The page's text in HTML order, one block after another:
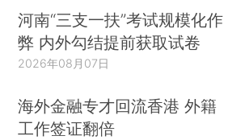
河南“三支一扶”考试规模化作
弊 内外勾结提前获取试卷
2026年08月07日
海外金融专才回流香港 外籍
工作签证翻倍